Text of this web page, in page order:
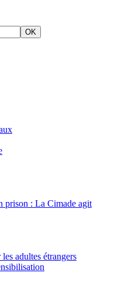
OK
prison : La Cimade agit
adultes étrangers